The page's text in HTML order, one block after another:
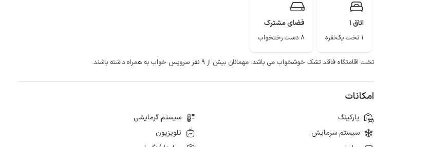
اتاق 1
1 تخت یک‌نفره
فضای مشترک
8 دست رختخواب
تخت اقامتگاه فاقد تشک خوشخواب می باشد. مهمانان بیش از ۹ نفر سرویس خواب به همراه داشته باشند.
امکانات
پارکینگ
سیستم گرمایشی
سیستم سرمایش
تلویزیون